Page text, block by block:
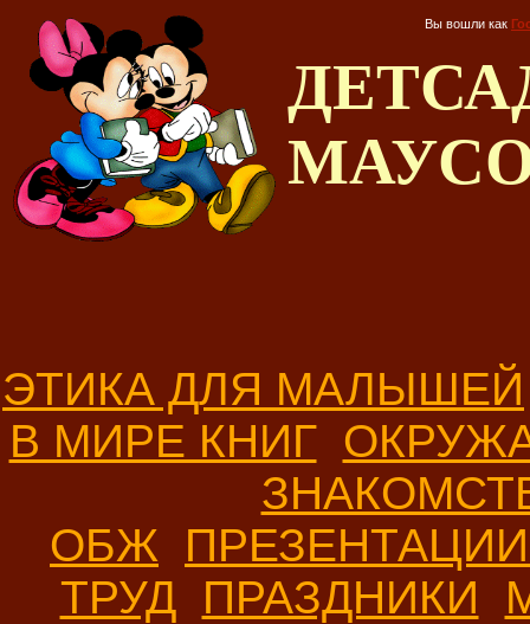
Вы вошли как
ЭТИКА ДЛЯ МАЛЫШЕЙ
В МИРЕ КНИГ
ОБЖ
ТРУД ПРАЗДНИКИ